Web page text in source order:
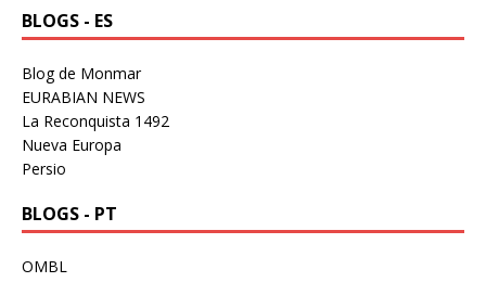
BLOGS - ES
Blog de Monmar
EURABIAN NEWS
La Reconquista 1492
Nueva Europa
Persio
BLOGS - PT
OMBL